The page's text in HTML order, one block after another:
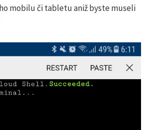
mobilu či tabletu aniž byste museli